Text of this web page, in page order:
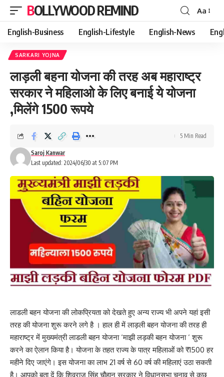
BOLLYWOOD REMIND
Font
Resizer
Aa
English-Business English-Lifestyle English-News
SARKARI YOJNA
लाड़ली बहना योजना की तरह अब महाराष्ट्र
सरकार ने महिलाओ के लिए बनाई ये योजना
,मिलेंगे 1500 रूपये
Last updated: 2024/06/30 at 5:07 PM
Saroj Kanwar
5 Min Read
लाडली बहन योजना की लोकप्रियता को देखते हुए अन्य राज्य भी अपने यहां इसी
तरह की योजना शुरू करने लगे है । हाल ही में लाड़ली बहन योजना की तरह ही
महाराष्ट्र में मुख्यमंत्री लाडली बहन योजना ‘माझी लड़की बहन योजना ‘ शुरू
करने का ऐलान किया है। योजना के तहत राज्य के पात्र महिलाओं को ₹1500 हर
महीने दिए जाएंगे। इस योजना का लाभ 21 वर्ष से 60 वर्ष की महिलाएं उठा सकती
है। आपको बता दें कि शिवराज सिंह चौहान सरकार ने विधानसभा चुनाव से कुछ